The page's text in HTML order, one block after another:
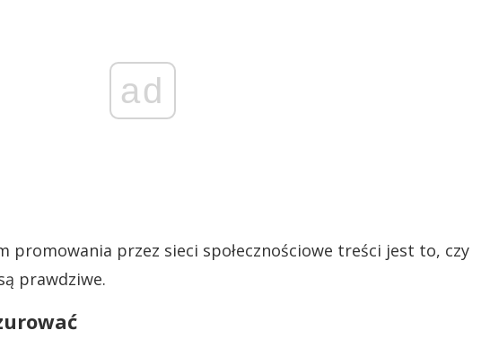
ad
promowania przez sieci społecznościowe treści jest to, czy
prawdziwe.